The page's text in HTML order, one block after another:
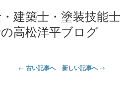
建築士・塗装技能士
高松洋平ブログ
投
← 古い記事へ 新しい記事へ→